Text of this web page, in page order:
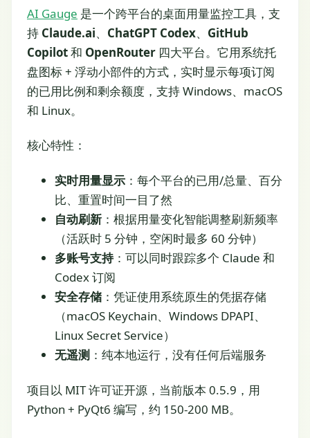
AI Gauge 是一个跨平台的桌面用量监控工具，支
持 Claude.ai、 ChatGPT Codex、 GitHub
Copilot和 OpenRouter 四大平台。它用系统托
盘图标 + 浮动小部件的方式，实时显示每项订阅
的已用比例和剩余额度，支持 Windows、macOS
和 Linux。
核心特性：
实时用量显示 ：每个平台的已用/总量、百分
比、重置时间一目了然
自动刷新 ：根据用量变化智能调整刷新频率
（活跃时 5 分钟，空闲时最多 60 分钟）
多账号支持：可以同时跟踪多个 Claude 和
Codex 订阅
安全存储 ：凭证使用系统原生的凭据存储
（macOS Keychain、Windows DPAPI、
Linux Secret Service）
无遥测 ：纯本地运行，没有任何后端服务
项目以 MIT 许可证开源，当前版本 0.5.9，用
Python + PyQt6 编写，约 150-200 MB。